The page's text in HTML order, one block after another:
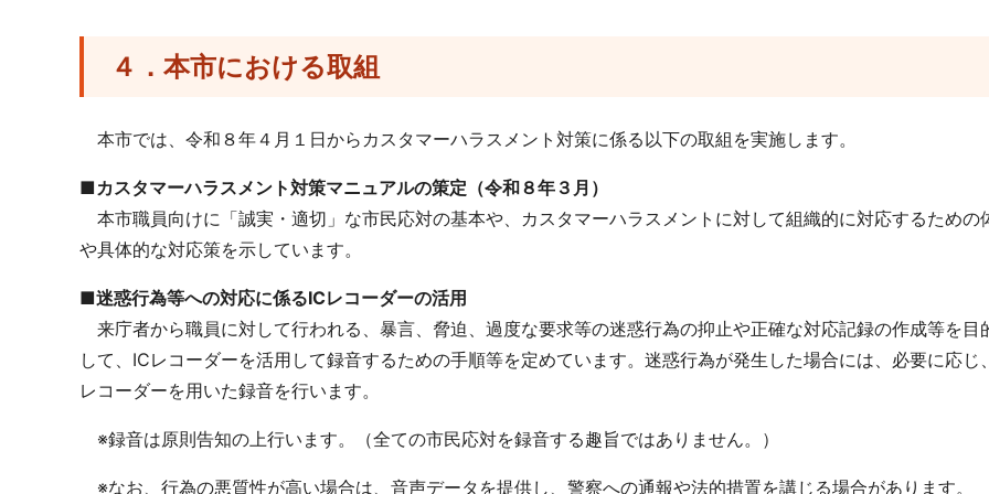
４．本市における取組
本市では、令和８年４月１日からカスタマーハラスメント対策に係る以下の取組を実施します。
■カスタマーハラスメント対策マニュアルの策定（令和８年３月）
本市職員向けに「誠実・適切」な市民応対の基本や、カスタマーハラスメントに対して組織的に対応するための
や具体的な対応策を示しています。
■迷惑行為等への対応に係るICレコーダーの活用
来庁者から職員に対して行われる、暴言、脅迫、過度な要求等の迷惑行為の抑止や正確な対応記録の作成等を目
して、ICレコーダーを活用して録音するための手順等を定めています。迷惑行為が発生した場合には、必要に応じ
レコーダーを用いた録音を行います。
※録音は原則告知の上行います。（全ての市民応対を録音する趣旨ではありません。）
※なお、行為の悪質性が高い場合は、音声データを提供し、警察への通報や法的措置を講じる場合があります。